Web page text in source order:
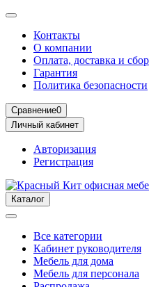
Контакты
О компании
Оплата, доставка и
Гарантия
Политика безопасности
Сравнение0
Личный кабинет
Авторизация
Регистрация
Каталог
Все категории
Кабинет руководителя
Мебель для дома
Мебель для персонала